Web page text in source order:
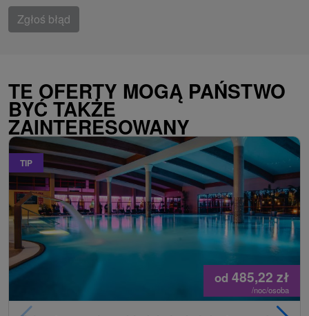
Zgłoś błąd
TE OFERTY MOGĄ PAŃSTWO
BYĆ TAKŻE
ZAINTERESOWANY
TIP
od 485,22 zł
/noc/osoba